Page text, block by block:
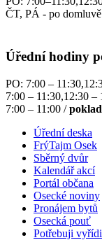
ČT, PÁ - po domluvě
Úřední hodiny
PO: 7:00 –
7:00 – 11:30,12:30
7:00 – 11:00 /
Úřední deska
FrýTajm Osek
Sběrný dvůr
Kalendář akcí
Portál občana
Osecké noviny
Pronájem bytů
Osecká pouť
Potřebuji